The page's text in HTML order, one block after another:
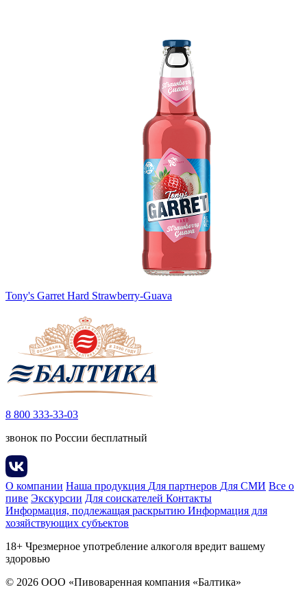
Tony's Garret Hard Strawberry-Guava
8 800 333-33-03
звонок по России бесплатный
О компании Наша продукция Для партнеров Для СМИ Все о
пиве Экскурсии Для соискателей Контакты
Информация, подлежащая раскрытию Информация для
хозяйствующих субъектов
18+ Чрезмерное употребление алкоголя вредит вашему
здоровью
© 2026 ООО «Пивоваренная компания «Балтика»